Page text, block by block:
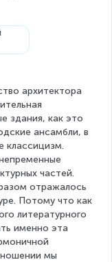
архитектора
здания, как это
ансамбли, в
классицизм.
частей.
отражалось
Потому что как
литературного
именно эта
мы